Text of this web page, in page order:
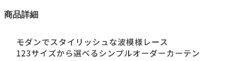
1色
生地巾
150(cm)
商品詳細